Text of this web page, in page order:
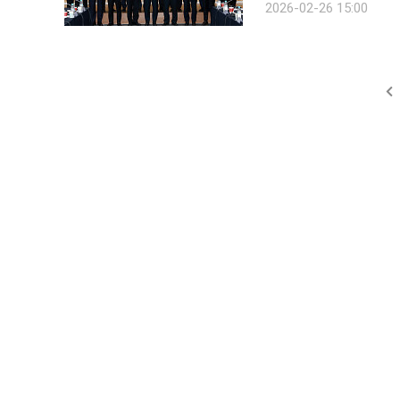
등 시장 혼탁 행위에 대해
2026-02-26 15:00